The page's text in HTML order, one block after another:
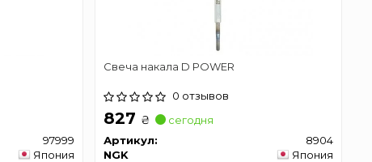
97999
Япония
Свеча накала D POWER
0 отзывов
827 ₴
сегодня
Артикул:
8904
NGK
Япония